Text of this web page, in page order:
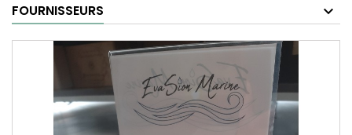
FOURNISSEURS